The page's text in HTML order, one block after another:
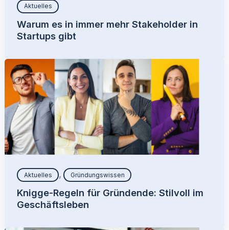
Aktuelles
Warum es in immer mehr Stakeholder in
Startups gibt
Aktuelles , Gründungswissen
Knigge-Regeln für Gründende: Stilvoll im
Geschäftsleben